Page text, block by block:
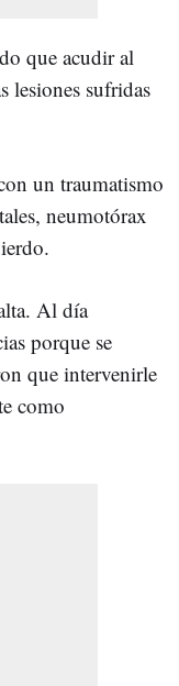
que acudir al
lesiones sufridas
un traumatismo
neumotórax
Al día
porque se
que intervenirle
como